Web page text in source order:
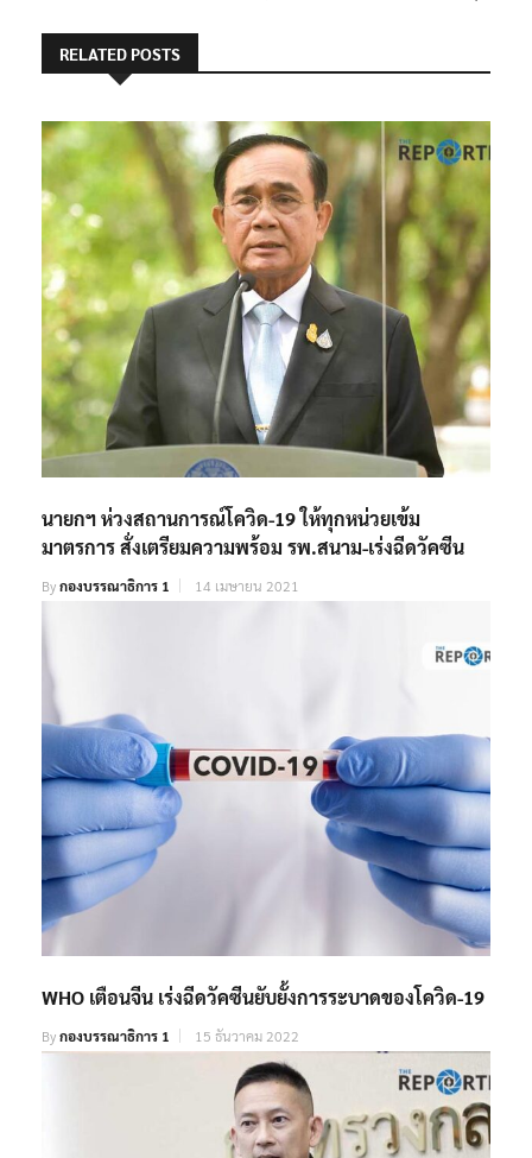
RELATED POSTS
นายกฯ ห่วงสถานการณ์โควิด-19 ให้ทุกหน่วยเข้ม
มาตรการ สั่งเตรียมความพร้อม รพ.สนาม-เร่งฉีดวัคซีน
Byกองบรรณาธิการ 1 14 เมษายน 2021
WHO เตือนจีน เร่งฉีดวัคซีนยับยั้งการระบาดของโควิด-19
Byกองบรรณาธิการ 1 15 ธันวาคม 2022